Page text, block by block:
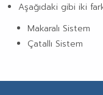
Aşağıdaki gibi iki
Makaralı Sistem
Çatallı Sistem